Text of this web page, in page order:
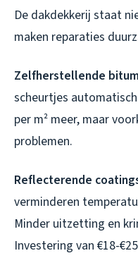
De dakdekkerij staat
maken reparaties
Zelfherstellende
scheurtjes
per m² meer, maar
problemen.
Reflecterende
verminderen
Minder uitzetting en
Investering van €18-